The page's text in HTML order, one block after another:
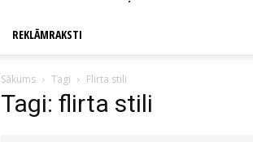
REKLĀMRAKSTI
Sākums Tagi Flirta stili
Tagi: flirta stili